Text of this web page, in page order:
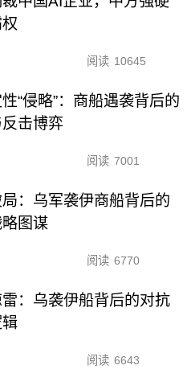
阅读 10645
“侵略”：商船遇袭背后的
击博弈
阅读 7001
：乌军袭伊商船背后的
图谋
阅读 6770
：乌袭伊船背后的对抗
阅读 6643